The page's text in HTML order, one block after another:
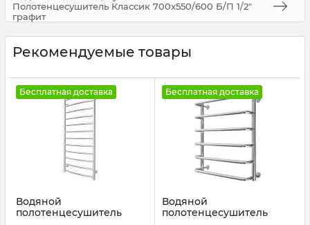
Полотенцесушитель Классик 700х550/600 Б/П 1/2"
графит
Рекомендуемые товары
Бесплатная доставка
Водяной
полотенцесушитель
Бесплатная доставка
Водяной
полотенцесушитель